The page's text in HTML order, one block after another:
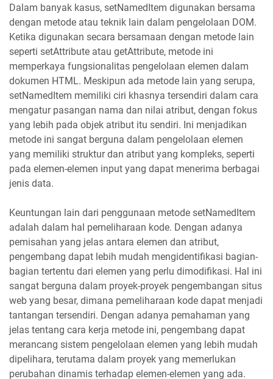
Dalam banyak kasus, setNamedItem digunakan bersama
dengan metode atau teknik lain dalam pengelolaan DOM.
Ketika digunakan secara bersamaan dengan metode lain
seperti setAttribute atau getAttribute, metode ini
memperkaya fungsionalitas pengelolaan elemen dalam
dokumen HTML. Meskipun ada metode lain yang serupa,
setNamedItem memiliki ciri khasnya tersendiri dalam cara
mengatur pasangan nama dan nilai atribut, dengan fokus
yang lebih pada objek atribut itu sendiri. Ini menjadikan
metode ini sangat berguna dalam pengelolaan elemen
yang memiliki struktur dan atribut yang kompleks, seperti
pada elemen-elemen input yang dapat menerima berbagai
jenis data.
Keuntungan lain dari penggunaan metode setNamedItem
adalah dalam hal pemeliharaan kode. Dengan adanya
pemisahan yang jelas antara elemen dan atribut,
pengembang dapat lebih mudah mengidentifikasi bagian-
bagian tertentu dari elemen yang perlu dimodifikasi. Hal ini
sangat berguna dalam proyek-proyek pengembangan situs
web yang besar, dimana pemeliharaan kode dapat menjadi
tantangan tersendiri. Dengan adanya pemahaman yang
jelas tentang cara kerja metode ini, pengembang dapat
merancang sistem pengelolaan elemen yang lebih mudah
dipelihara, terutama dalam proyek yang memerlukan
perubahan dinamis terhadap elemen-elemen yang ada.